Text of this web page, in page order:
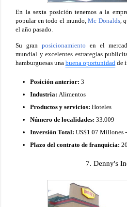
En la sexta posición tenemos a la
popular en todo el mundo,Mc Donalds,
el año pasado.
Su gran posicionamiento en el
mundial y excelentes estrategias
hamburguesas una buena oportunidad de
Posición anterior: 3
Industria: Alimentos
Productos y servicios: Hoteles
Número de localidades: 33.009
Inversión Total: US$1.07 Millones
Plazo del contrato de franquicia:
7. Denny's